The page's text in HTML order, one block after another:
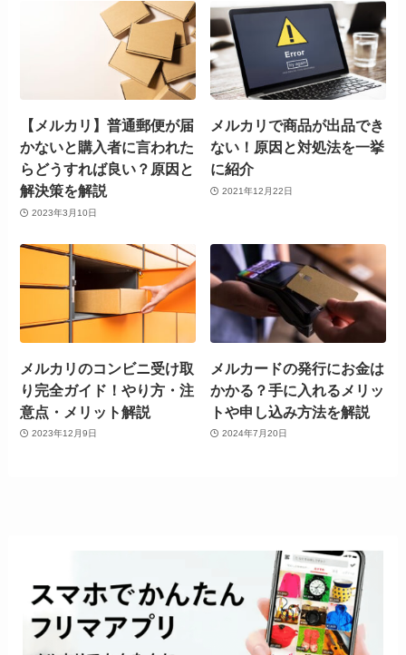
【メルカリ】普通郵便が届
かないと購入者に言われた
らどうすれば良い？原因と
解決策を解説
2023年3月10日
メルカリで商品が出品でき
ない！原因と対処法を一挙
に紹介
2021年12月22日
メルカリのコンビニ受け取
り完全ガイド！やり方・注
意点・メリット解説
2023年12月9日
メルカードの発行にお金は
かかる？手に入れるメリッ
トや申し込み方法を解説
2024年7月20日